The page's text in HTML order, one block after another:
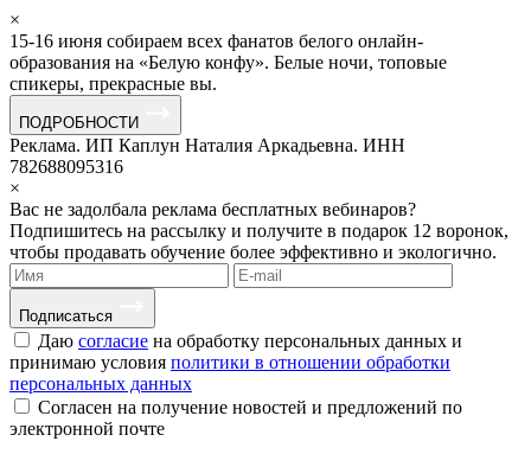
×
15-16 июня собираем всех фанатов белого онлайн-
образования на «Белую конфу». Белые ночи, топовые
спикеры, прекрасные вы.
ПОДРОБНОСТИ
Реклама. ИП Каплун Наталия Аркадьевна. ИНН
782688095316
×
Вас не задолбала реклама бесплатных вебинаров?
Подпишитесь на рассылку и получите в подарок 12 воронок,
чтобы продавать обучение более эффективно и экологично.
Подписаться
Даю согласие на обработку персональных данных и
принимаю условия политики в отношении обработки
персональных данных
Согласен на получение новостей и предложений по
электронной почте